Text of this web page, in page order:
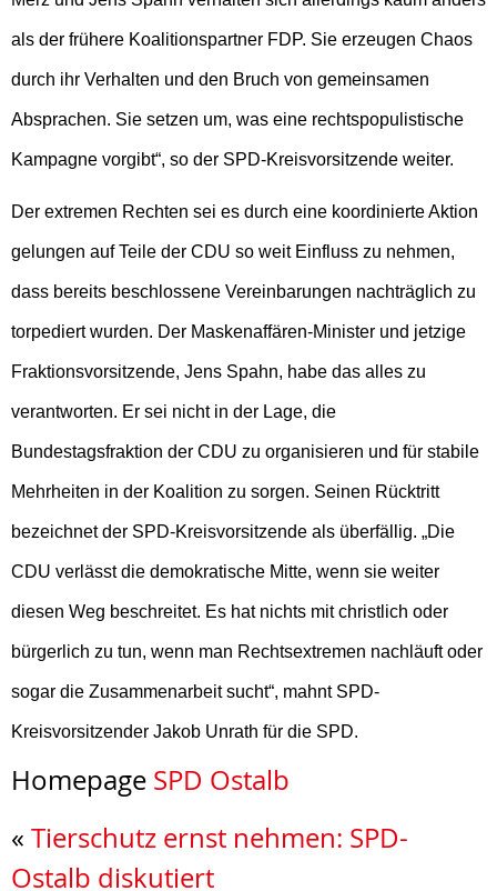
als der frühere Koalitionspartner FDP. Sie erzeugen Chaos
durch ihr Verhalten und den Bruch von gemeinsamen
Absprachen. Sie setzen um, was eine rechtspopulistische
Kampagne vorgibt“, so der SPD-Kreisvorsitzende weiter.
Der extremen Rechten sei es durch eine koordinierte Aktion
gelungen auf Teile der CDU so weit Einfluss zu nehmen,
dass bereits beschlossene Vereinbarungen nachträglich zu
torpediert wurden. Der Maskenaffären-Minister und jetzige
Fraktionsvorsitzende, Jens Spahn, habe das alles zu
verantworten. Er sei nicht in der Lage, die
Bundestagsfraktion der CDU zu organisieren und für stabile
Mehrheiten in der Koalition zu sorgen. Seinen Rücktritt
bezeichnet der SPD-Kreisvorsitzende als überfällig. „Die
CDU verlässt die demokratische Mitte, wenn sie weiter
diesen Weg beschreitet. Es hat nichts mit christlich oder
bürgerlich zu tun, wenn man Rechtsextremen nachläuft oder
sogar die Zusammenarbeit sucht“, mahnt SPD-
Kreisvorsitzender Jakob Unrath für die SPD.
Homepage SPD Ostalb
« Tierschutz ernst nehmen: SPD-
Ostalb diskutiert